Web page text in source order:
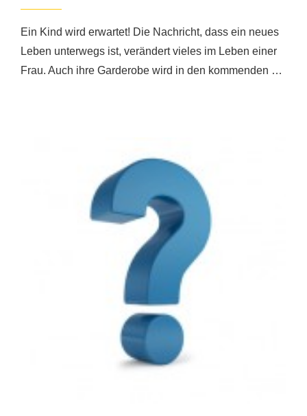
Ein Kind wird erwartet! Die Nachricht, dass ein neues
Leben unterwegs ist, verändert vieles im Leben einer
Frau. Auch ihre Garderobe wird in den kommenden …